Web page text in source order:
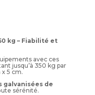
kg – Fiabilité et
avec ces
jusqu’à 350 kg par
x 5 cm.
galvanisées de
sérénité.